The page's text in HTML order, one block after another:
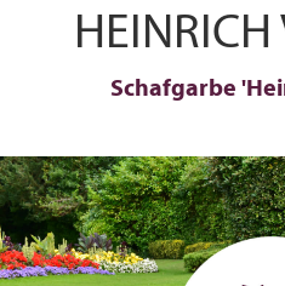
HEINRICH
Schafgarbe